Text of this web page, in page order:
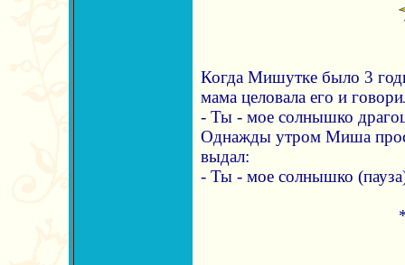
Когда Мишутке было 3
мама целовала его и
- Ты - мое солнышко
Однажды утром Миша
выдал:
- Ты - мое солнышко